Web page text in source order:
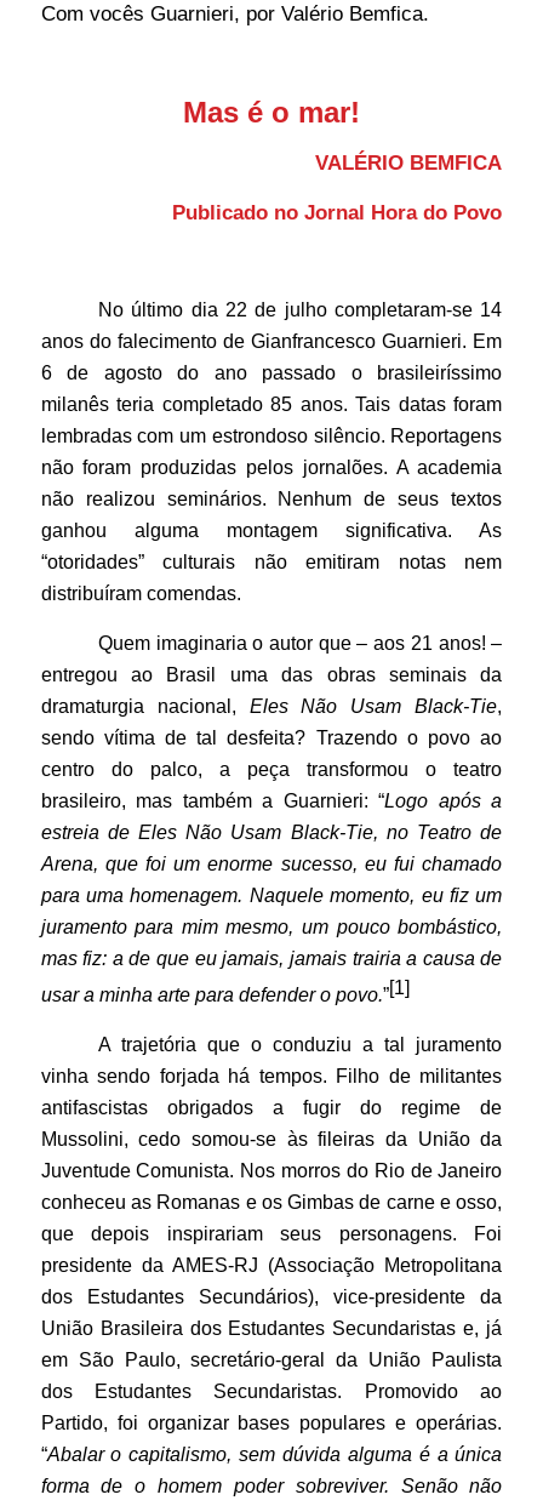
Com vocês Guarnieri, por Valério Bemfica.
Mas é o mar!
VALÉRIO BEMFICA
Publicado no Jornal Hora do Povo
No último dia 22 de julho completaram-se 14
anos do falecimento de Gianfrancesco Guarnieri. Em
6 de agosto do ano passado o brasileiríssimo
milanês teria completado 85 anos. Tais datas foram
lembradas com um estrondoso silêncio. Reportagens
não foram produzidas pelos jornalões. A academia
não realizou seminários. Nenhum de seus textos
ganhou alguma montagem significativa. As
“otoridades” culturais não emitiram notas nem
distribuíram comendas.
Quem imaginaria o autor que – aos 21 anos! –
entregou ao Brasil uma das obras seminais da
dramaturgia nacional, Eles Não Usam Black-Tie,
sendo vítima de tal desfeita? Trazendo o povo ao
centro do palco, a peça transformou o teatro
brasileiro, mas também a Guarnieri: “Logo após a
estreia de Eles Não Usam Black-Tie, no Teatro de
Arena, que foi um enorme sucesso, eu fui chamado
para uma homenagem. Naquele momento, eu fiz um
juramento para mim mesmo, um pouco bombástico,
mas fiz: a de que eu jamais, jamais trairia a causa de
usar a minha arte para defender o povo.”[1]
A trajetória que o conduziu a tal juramento
vinha sendo forjada há tempos. Filho de militantes
antifascistas obrigados a fugir do regime de
Mussolini, cedo somou-se às fileiras da União da
Juventude Comunista. Nos morros do Rio de Janeiro
conheceu as Romanas e os Gimbas de carne e osso,
que depois inspirariam seus personagens. Foi
presidente da AMES-RJ (Associação Metropolitana
dos Estudantes Secundários), vice-presidente da
União Brasileira dos Estudantes Secundaristas e, já
em São Paulo, secretário-geral da União Paulista
dos Estudantes Secundaristas. Promovido ao
Partido, foi organizar bases populares e operárias.
“Abalar o capitalismo, sem dúvida alguma é a única
forma de o homem poder sobreviver. Senão não